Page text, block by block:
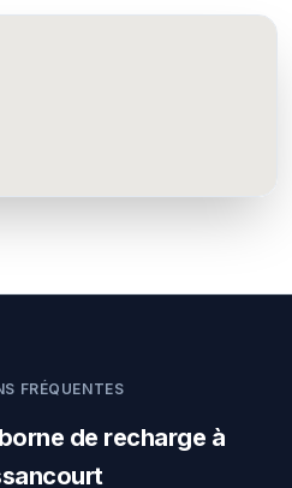
FRÉQUENTES
de recharge à